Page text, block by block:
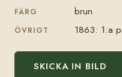
FÄRG brun
ÖVRIGT 1863: 1:a
SKICKA IN BILD